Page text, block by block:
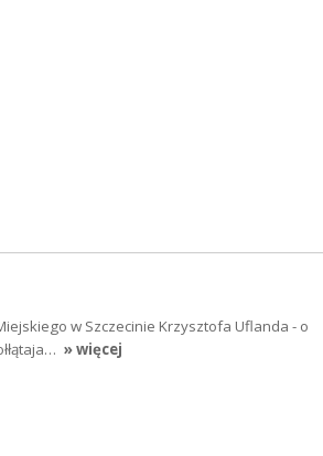
w Szczecinie Krzysztofa Uflanda - o
» więcej